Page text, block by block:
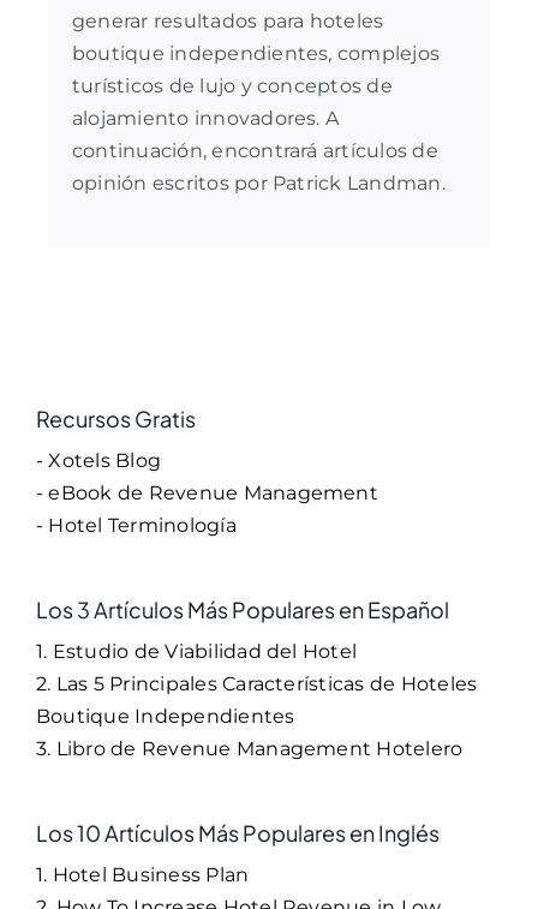
generar resultados para hoteles
boutique independientes, complejos
turísticos de lujo y conceptos de
alojamiento innovadores. A
continuación, encontrará artículos de
opinión escritos por Patrick Landman.
Recursos Gratis
- Xotels Blog
- eBook de Revenue Management
- Hotel Terminología
Los 3 Artículos Más Populares en Español
1. Estudio de Viabilidad del Hotel
2. Las 5 Principales Características de Hoteles
Boutique Independientes
3. Libro de Revenue Management Hotelero
Los 10 Artículos Más Populares en Inglés
1. Hotel Business Plan